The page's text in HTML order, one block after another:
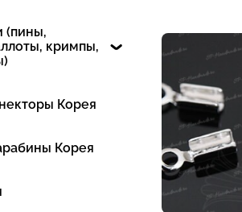
(пины,
кримпы,
Корея
Корея